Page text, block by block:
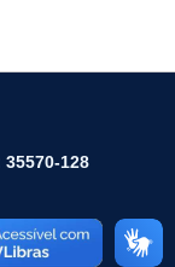
35570-128